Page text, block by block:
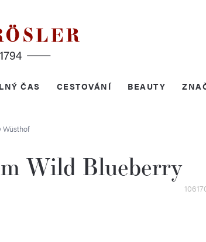
ČAS CESTOVÁNÍ BEAUTY
Wüsthof
Wild Blueberry